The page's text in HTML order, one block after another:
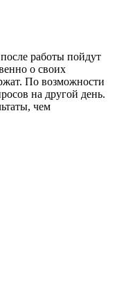
работы пойдут
о своих
По возможности
на другой день.
чем